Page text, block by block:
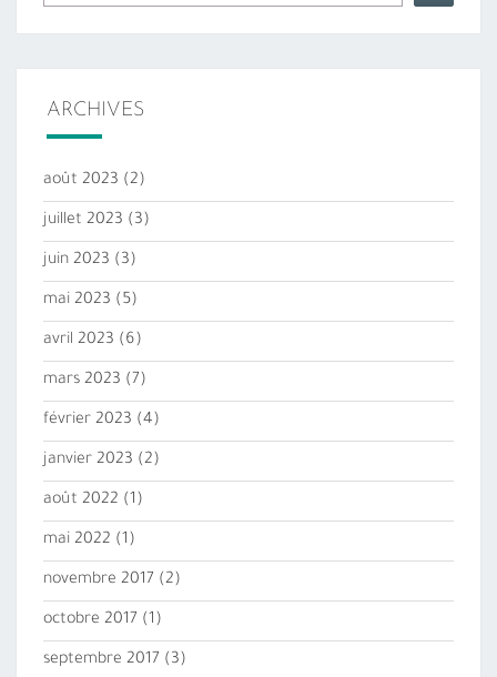
ARCHIVES
août 2023 (2)
juillet 2023 (3)
juin 2023 (3)
mai 2023 (5)
avril 2023 (6)
mars 2023 (7)
février 2023 (4)
janvier 2023 (2)
août 2022 (1)
mai 2022 (1)
novembre 2017 (2)
octobre 2017 (1)
septembre 2017 (3)